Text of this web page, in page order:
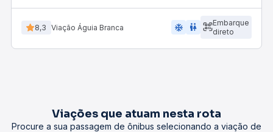
8,3 Viação Águia Branca ac_unit wc
Embarque
direto
Viações que atuam nesta rota
Procure a sua passagem de ônibus selecionando a viação de